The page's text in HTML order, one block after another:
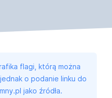
flagi, którą można
o podanie linku do
jako źródła.